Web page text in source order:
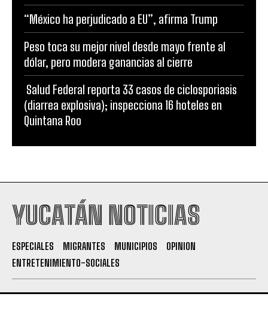
“México ha perjudicado a EU”, afirma Trump
Peso toca su mejor nivel desde mayo frente al
dólar, pero modera ganancias al cierre
Salud Federal reporta 33 casos de ciclosporiasis
(diarrea explosiva); inspecciona 16 hoteles en
Quintana Roo
YUCATÁN NOTICIAS
ESPECIALES MIGRANTES MUNICIPIOS
OPINION
ENTRETENIMIENTO-SOCIALES